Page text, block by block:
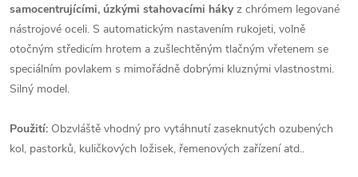
samocentrujícími, úzkými stahovacími hákyz chrómem legované
nástrojové oceli. S automatickým nastavením rukojeti, volně
otočným středicím hrotem a zušlechtěným tlačným vřetenem se
speciálním povlakem s mimořádně dobrými kluznými vlastnostmi.
Silný model.
Použití: Obzvláště vhodný pro vytáhnutí zaseknutých ozubených
kol, pastorků, kuličkových ložisek, řemenových zařízení atd..